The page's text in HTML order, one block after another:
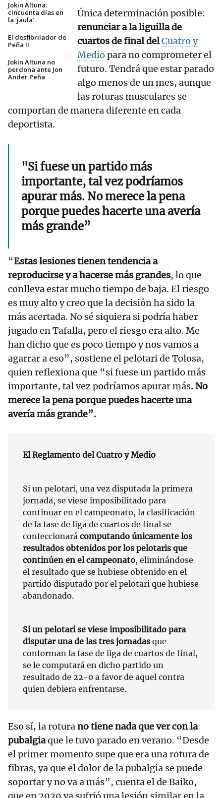
Jokin Altuna:
cincuenta días en
la ‘jaula’
El desfibrilador de
Peña II
Jokin Altuna no
perdona ante Jon
Ander Peña
Única determinación posible:
renunciar a la liguilla de
cuartos de final delCuatro y
Medio para no comprometer el
futuro. Tendrá que estar parado
algo menos de un mes, aunque
las roturas musculares se
comportan de manera diferente en cada
deportista.
"Si fuese un partido más
importante, tal vez podríamos
apurar más. No merece la pena
porque puedes hacerte una avería
más grande”
“Estas lesiones tienen tendencia a
reproducirse y a hacerse más grandes, lo que
conlleva estar mucho tiempo de baja. El riesgo
es muy alto y creo que la decisión ha sido la
más acertada. No sé siquiera si podría haber
jugado en Tafalla, pero el riesgo era alto. Me
han dicho que es poco tiempo y nos vamos a
agarrar a eso”, sostiene el pelotari de Tolosa,
quien reflexiona que “si fuese un partido más
importante, tal vez podríamos apurar más. No
merece la pena porque puedes hacerte una
avería más grande”.
El Reglamento del Cuatro y Medio
Si un pelotari, una vez disputada la primera
jornada, se viese imposibilitado para
continuar en el campeonato, la clasificación
de la fase de liga de cuartos de final se
confeccionará computando únicamente los
resultados obtenidos por los pelotaris que
continúen en el campeonato, eliminándose
el resultado que se hubiese obtenido en el
partido disputado por el pelotari que hubiese
abandonado.
Si un pelotari se viese imposibilitado para
disputar una de las tres jornadas que
conforman la fase de liga de cuartos de final,
se le computará en dicho partido un
resultado de 22-0 a favor de aquel contra
quien debiera enfrentarse.
Eso sí, la roturano tiene nada que ver con la
pubalgiaque le tuvo parado en verano. “Desde
el primer momento supe que era una rotura de
fibras, ya que el dolor de la pubalgia se puede
soportar y no va a más”, cuenta el de Baiko,
que en 2020 ya sufrió una lesión similar en la